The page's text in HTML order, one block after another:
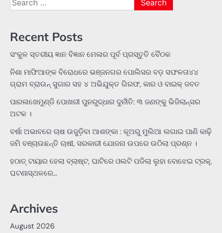
for:
Recent Posts
ସଂକୁଳ ସ୍ତରୀୟ ଜ୍ଞାନ ବିଜ୍ଞାନ ମେଳାର ପୂର୍ବ ପ୍ରସ୍ତୁତି ବୈଠକ
ନିଶା ମାଫିଆଙ୍କ ବିରୋଧରେ ଭଞ୍ଜନଗର ପୋଲିସର ବଡ଼ ସଫଳତା୪୪
ଗ୍ରାମ ବ୍ରାଉନ୍ ସୁଗାର ସହ ୪ ଅଭିଯୁକ୍ତ ଗିରଫ, କାର ଓ ବାଇକ୍ ଜବତ
ପାରଳାଖେମୁଣ୍ଡି ପୋଖରୀ ପୁନରୁଦ୍ଧାର ଦୁର୍ନୀତି: ୩ ଜଣଙ୍କୁ ଭିଜିଲାନ୍ସର
ଅଟକ ।
ବର୍ଷା ଅଭାବରେ ଚାଷ ଉଜୁଡ଼ିବା ଆଶଙ୍କା : କୂଅରୁ ମୁଲିଆ ଲଗାଇ ପାଣି କାଢ଼ି
ଜମି ବଞ୍ଚାଉଛନ୍ତି ଚାଷୀ, ସରକାରୀ ଯୋଜନା ଉପରେ ଉଠିଲା ପ୍ରଶ୍ନ ।
ହଠାତ୍‌ ଟାୟାର ହେଲା ବ୍ଲାଷ୍ଟ, ଘାଟିରେ ଓଲଟି ପଡିଲା ଲୁହା ବୋଝେଇ ଟ୍ରକ୍‌,
ଘଟଣାସ୍ଥଳରେ…
Archives
August 2026